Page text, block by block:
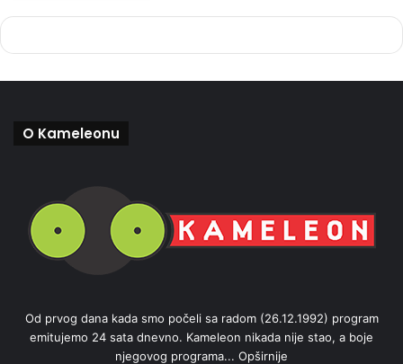
O Kameleonu
Od prvog dana kada smo počeli sa radom (26.12.1992) program
emitujemo 24 sata dnevno. Kameleon nikada nije stao, a boje
njegovog programa... Opširnije